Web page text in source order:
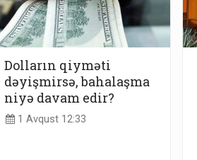
Dolların qiyməti
dəyişmirsə, bahalaşma
niyə davam edir?
1 Avqust 12:33